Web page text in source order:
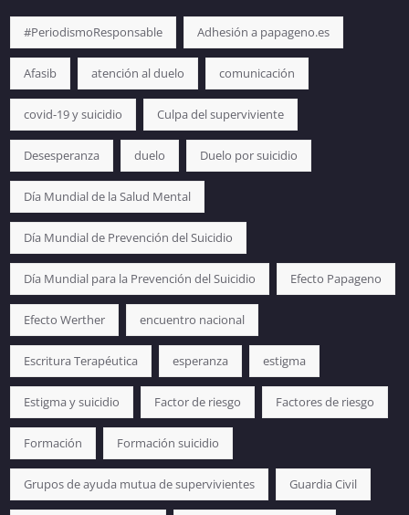
#PeriodismoResponsable Adhesión a papageno.es
Afasib atención al duelo comunicación
covid-19 y suicidio Culpa del superviviente
Desesperanza duelo Duelo por suicidio
Día Mundial de la Salud Mental
Día Mundial de Prevención del Suicidio
Día Mundial para la Prevención del Suicidio Efecto Papageno
Efecto Werther encuentro nacional
Escritura Terapéutica esperanza estigma
Estigma y suicidio Factor de riesgo Factores de riesgo
Formación Formación suicidio
Grupos de ayuda mutua de supervivientes Guardia Civil